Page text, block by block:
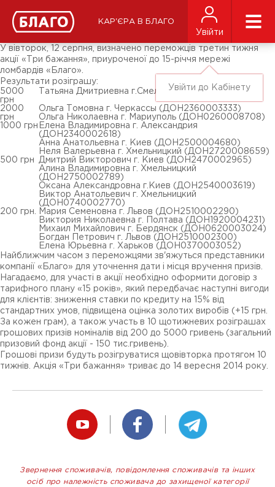
КАР'ЄРА В БЛАГО
Увійти
Увійти до Кабінету
ЗМІ про нас
Підписники соц-мереж
Ярмарки
У вівторок, 12 серпня, визначено переможців третин тижня
акції «Три бажання», приуроченої до 15-річчя мережі
ломбардів «Благо».
Результати розіграшу:
5000
грн
Татьяна Дмитриевна г.Смела (ДОН2380004672)
2000
грн
Ольга Томовна г. Черкассы (ДОН2360003333)
Ольга Николаевна г. Мариуполь (ДОН0260008708)
1000 грн Елена Владимировна г. Александрия
(ДОН2340002618)
Анна Анатольевна г. Киев (ДОН2500004680)
Неля Валерьевна г. Хмельницкий (ДОН2720008659)
500 грн
Дмитрий Викторович г. Киев (ДОН2470002965)
Алина Владимировна г. Хмельницкий
(ДОН2750002789)
Оксана Александровна г.Киев (ДОН2540003619)
Виктор Анатольевич г. Хмельницкий
(ДОН0740002770)
200 грн.
Мария Семеновна г. Львов (ДОН2510002290)
Виктория Николаевна г. Полтава (ДОН1920004231)
Михаил Михайлович г. Бердянск (ДОН0620003024)
Богдан Петрович г. Львов (ДОН2510002300)
Елена Юрьевна г. Харьков (ДОН0370003052)
Найближчим часом з переможцями зв'яжуться представники
компанії «Благо» для уточнення дати і місця вручення призів.
Нагадаємо, для участі в акції необхідно оформити договір з
тарифного плану «15 років», який передбачає наступні вигоди
для клієнтів: зниження ставки по кредиту на 15% від
стандартних умов, підвищена оцінка золотих виробів (+15 грн.
За кожен грам), а також участь в 10 щотижневих розіграшах
грошових призів номіналів від 200 до 5000 гривень (загальний
призовий фонд акції - 150 тис.гривень).
Грошові призи будуть розігруватися щовівторка протягом 10
тижнів. Акція «Три бажання» триває до 14 вересня 2014 року.
Звернення споживачів, повідомлення споживачів та інших
осіб про належність споживача до захищеної категорії